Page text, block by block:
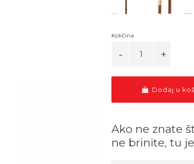
Količina
Dodaj u
Ako ne znate
ne brinite, tu je